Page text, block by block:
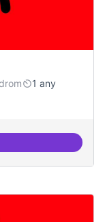
1 any
continuitat